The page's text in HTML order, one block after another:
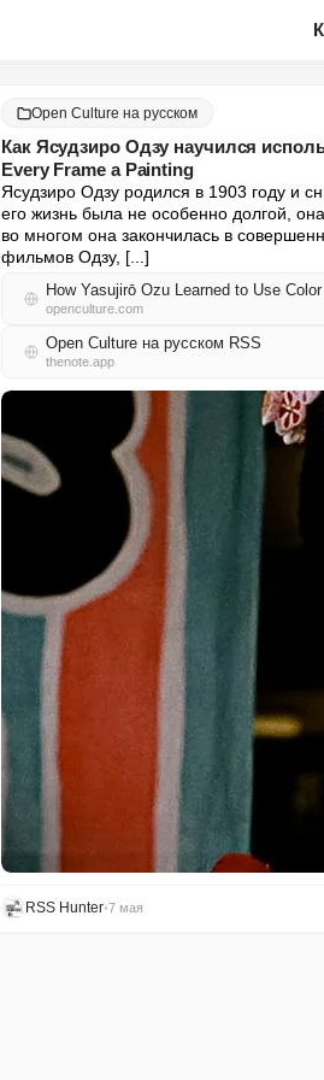
Open Culture на русском
Как Ясудзиро Одзу научился
Every Frame a Painting
Ясудзиро Одзу родился в 1903 году и
его жизнь была не особенно долгой,
во многом она закончилась в
фильмов Одзу, [...]
How Yasujirō Ozu Learned to Use
openculture.com
Open Culture на русском RSS
thenote.app
RSS Hunter•7 мая